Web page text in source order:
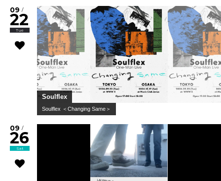
09 /
22
Tue
Soulflex
Soulflex ＜Changing Same＞
09 /
26
Sat